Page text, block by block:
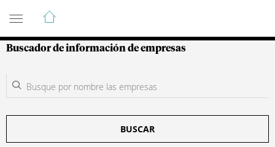
Guía de Empresas Colombianas
Buscador de información de empresas
BUSCAR